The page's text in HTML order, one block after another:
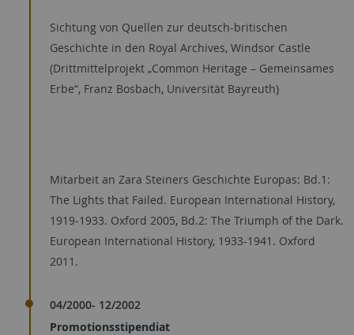
Sichtung von Quellen zur deutsch-britischen
Geschichte in den Royal Archives, Windsor Castle
(Drittmittelprojekt „Common Heritage – Gemeinsames
Erbe“, Franz Bosbach, Universität Bayreuth)
Mitarbeit an Zara Steiners Geschichte Europas: Bd.1:
The Lights that Failed. European International History,
1919-1933. Oxford 2005, Bd.2: The Triumph of the Dark.
European International History, 1933-1941. Oxford
2011.
04/2000- 12/2002
Promotionsstipendiat